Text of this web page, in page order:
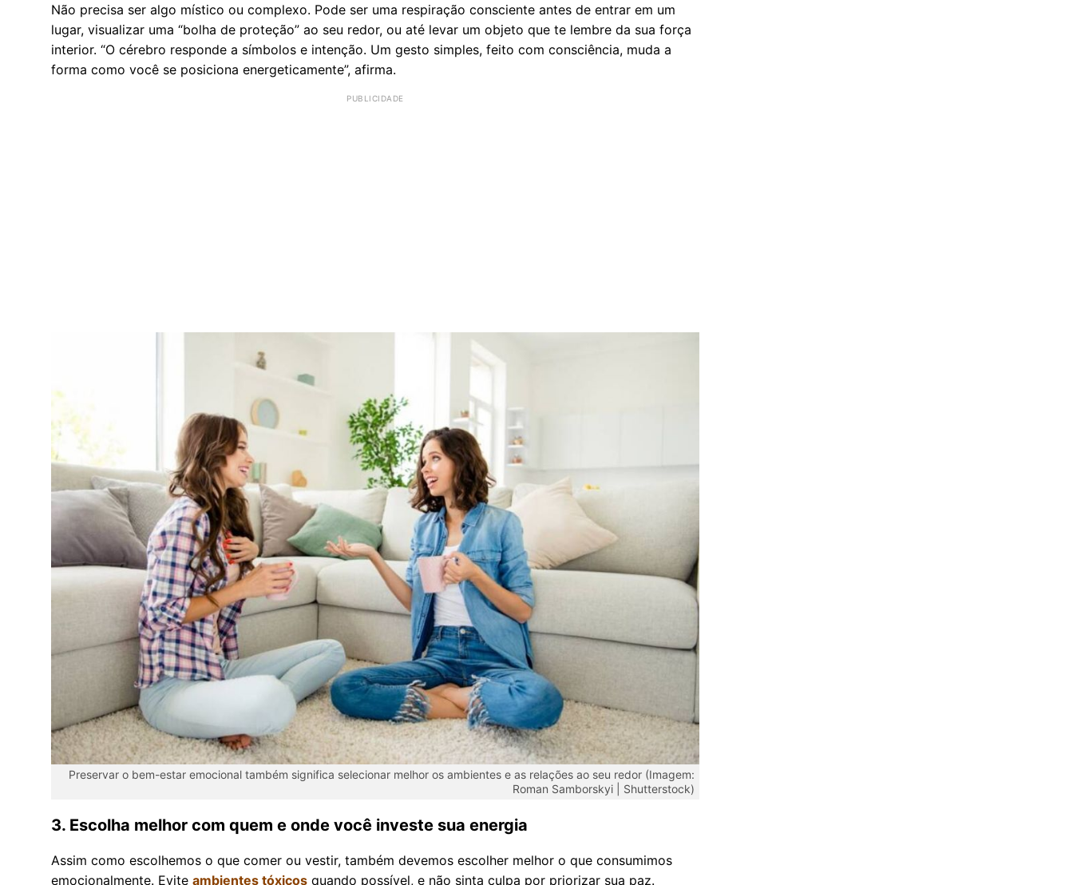
Não precisa ser algo místico ou complexo. Pode ser uma respiração consciente antes de entrar em um
lugar, visualizar uma “bolha de proteção” ao seu redor, ou até levar um objeto que te lembre da sua força
interior. “O cérebro responde a símbolos e intenção. Um gesto simples, feito com consciência, muda a
forma como você se posiciona energeticamente”, afirma.
Preservar o bem-estar emocional também significa selecionar melhor os ambientes e as relações ao seu redor (Imagem:
Roman Samborskyi | Shutterstock)
3. Escolha melhor com quem e onde você investe sua energia
Assim como escolhemos o que comer ou vestir, também devemos escolher melhor o que consumimos
emocionalmente. Evite ambientes tóxicos quando possível, e não sinta culpa por priorizar sua paz.